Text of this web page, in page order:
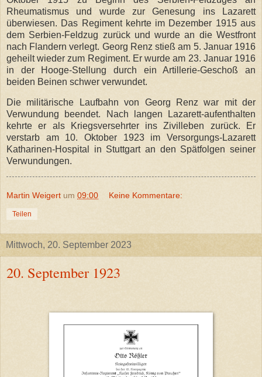
Rheumatismus und wurde zur Genesung ins Lazarett
überwiesen. Das Regiment kehrte im Dezember 1915 aus
dem Serbien-Feldzug zurück und wurde an die Westfront
nach Flandern verlegt. Georg Renz stieß am 5. Januar 1916
geheilt wieder zum Regiment. Er wurde am 23. Januar 1916
in der Hooge-Stellung durch ein Artillerie-Geschoß an
beiden Beinen schwer verwundet.
Die militärische Laufbahn von Georg Renz war mit der
Verwundung beendet. Nach langen Lazarett-aufenthalten
kehrte er als Kriegsversehrter ins Zivilleben zurück. Er
verstarb am 10. Oktober 1923 im Versorgungs-Lazarett
Katharinen-Hospital in Stuttgart an den Spätfolgen seiner
Verwundungen.
Martin Weigert um 09:00 Keine Kommentare:
Teilen
Mittwoch, 20. September 2023
20. September 1923